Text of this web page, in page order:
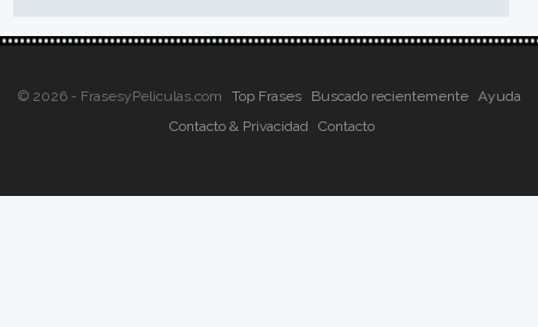
© 2026 - FrasesyPeliculas.com Top Frases Buscado recientemente
Ayuda
Contacto & Privacidad
Contacto